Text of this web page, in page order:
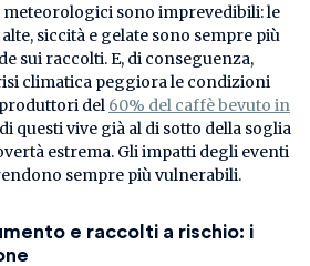
sono imprevedibili: le
siccità e gelate sono sempre più
sui raccolti. E, di conseguenza,
climatica peggiora le condizioni
del 60% del caffè bevuto in
questi vive già al di sotto della soglia
estrema. Gli impatti degli eventi
sempre più vulnerabili.
e raccolti a rischio: i